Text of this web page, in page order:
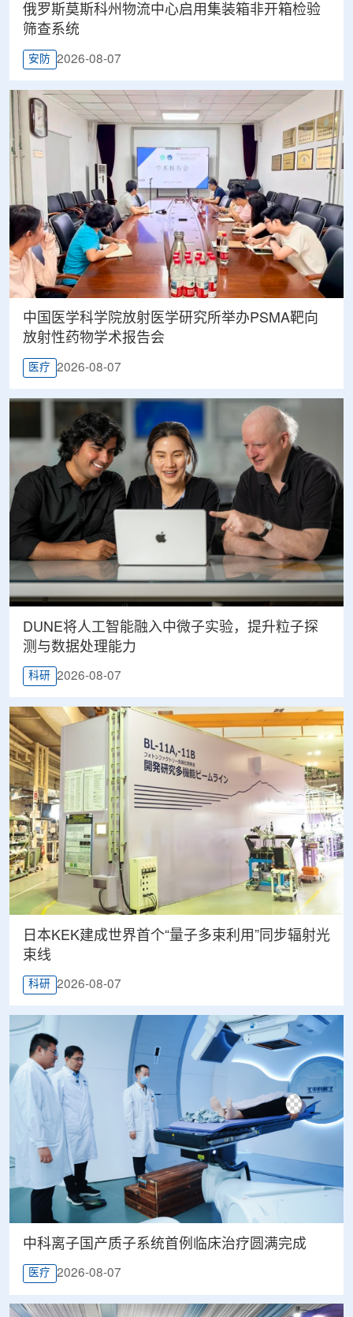
俄罗斯莫斯科州物流中心启用集装箱非开箱检验
筛查系统
安防 2026-08-07
中国医学科学院放射医学研究所举办PSMA靶向
放射性药物学术报告会
医疗 2026-08-07
DUNE将人工智能融入中微子实验，提升粒子探
测与数据处理能力
科研 2026-08-07
日本KEK建成世界首个“量子多束利用”同步辐射光
束线
科研 2026-08-07
中科离子国产质子系统首例临床治疗圆满完成
医疗 2026-08-07